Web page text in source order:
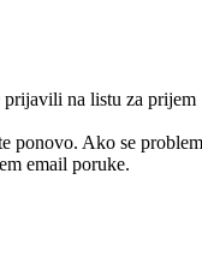
prijavili na listu za prijem
ponovo. Ako se
email poruke.